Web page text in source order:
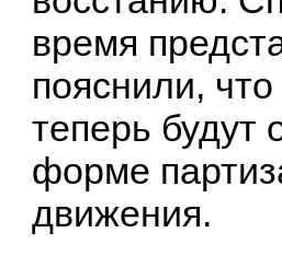
время
пояснили,
теперь будут
форме
движения.